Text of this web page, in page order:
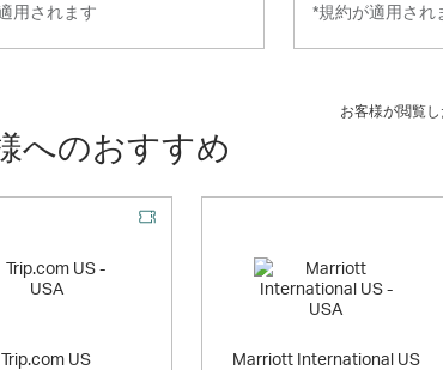
用されます *規約が適用され
お客様が閲覧
へのおすすめ
Trip.com US
オファー
Marriott International US